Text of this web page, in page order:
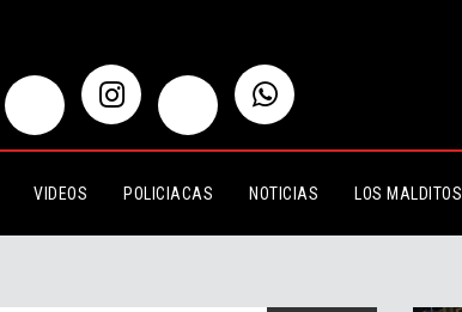
VIDEOS POLICIACAS NOTICIAS LOS MALDITOS
en movimiento en